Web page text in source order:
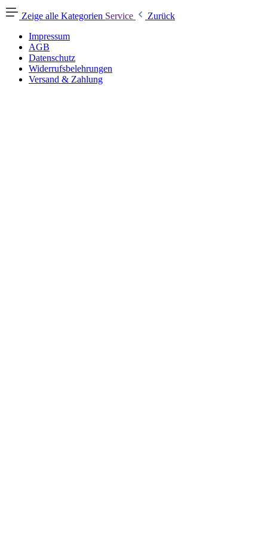
Zeige alle Kategorien Service
Zurück
Impressum
AGB
Datenschutz
Widerrufsbelehrungen
Versand & Zahlung